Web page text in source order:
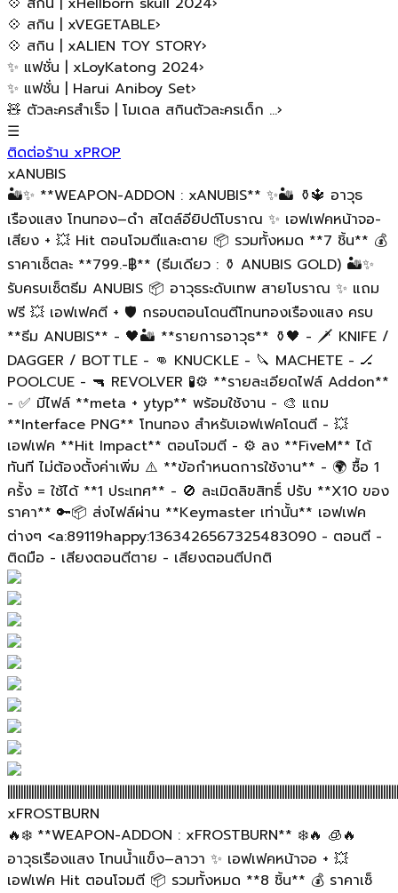
💠 สกิน | xVEGETABLE›
💠 สกิน | xALIEN TOY STORY›
✨ แฟชั่น | xLoyKatong 2024›
✨ แฟชั่น | Harui Aniboy Set›
🧸 ตัวละครสำเร็จ | โมเดล สกินตัวละครเด็ก ...›
☰
ติดต่อร้าน xPROP
xANUBIS
🏜️✨ **WEAPON-ADDON : xANUBIS** ✨🏜️ ⚱️🔱 อาวุธ
เรืองแสง โทนทอง–ดำ สไตล์อียิปต์โบราณ ✨ เอฟเฟคหน้าจอ-
เสียง + 💥 Hit ตอนโจมตีและตาย 📦 รวมทั้งหมด **7 ชิ้น** 💰
ราคาเซ็ตละ **799.-฿** (ธีมเดียว : ⚱️ ANUBIS GOLD) 🏜️✨
รับครบเซ็ตธีม ANUBIS 📦 อาวุธระดับเทพ สายโบราณ ✨ แถม
ฟรี 💥 เอฟเฟคตี + 🛡️ กรอบตอนโดนตีโทนทองเรืองแสง ครบ
**ธีม ANUBIS** - 🖤🏜️ **รายการอาวุธ** ⚱️🖤 - 🗡️ KNIFE /
DAGGER / BOTTLE - 👊 KNUCKLE - 🔪 MACHETE - 🏒
POOLCUE - 🔫 REVOLVER 🧪⚙️ **รายละเอียดไฟล์ Addon**
- ✅ มีไฟล์ **meta + ytyp** พร้อมใช้งาน - 🎨 แถม
**Interface PNG** โทนทอง สำหรับเอฟเฟคโดนตี - 💥
เอฟเฟค **Hit Impact** ตอนโจมตี - ⚙️ ลง **FiveM** ได้
ทันที ไม่ต้องตั้งค่าเพิ่ม ⚠️ **ข้อกำหนดการใช้งาน** - 🌍 ซื้อ 1
ครั้ง = ใช้ได้ **1 ประเทศ** - 🚫 ละเมิดลิขสิทธิ์ ปรับ **X10 ของ
ราคา** 🔑📦 ส่งไฟล์ผ่าน **Keymaster เท่านั้น** เอฟเฟค
ต่างๆ <a:89119happy:1363426567325483090 - ตอนตี -
ติดมือ - เสียงตอนตีตาย - เสียงตอนตีปกติ
xFROSTBURN
🔥❄️ **WEAPON-ADDON : xFROSTBURN** ❄️🔥 🧊🔥
อาวุธเรืองแสง โทนน้ำแข็ง–ลาวา ✨ เอฟเฟคหน้าจอ + 💥
เอฟเฟค Hit ตอนโจมตี 📦 รวมทั้งหมด **8 ชิ้น** 💰 ราคาเซ็